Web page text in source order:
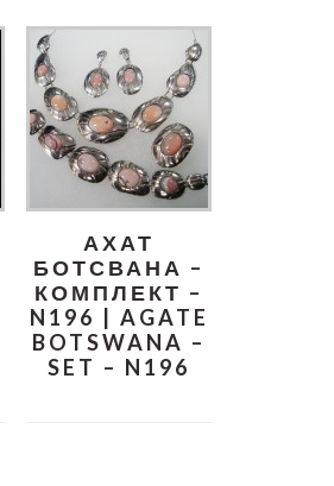
АХАТ
БОТСВАНА –
КОМПЛЕКТ –
N196 | AGATE
BOTSWANA –
SET – N196